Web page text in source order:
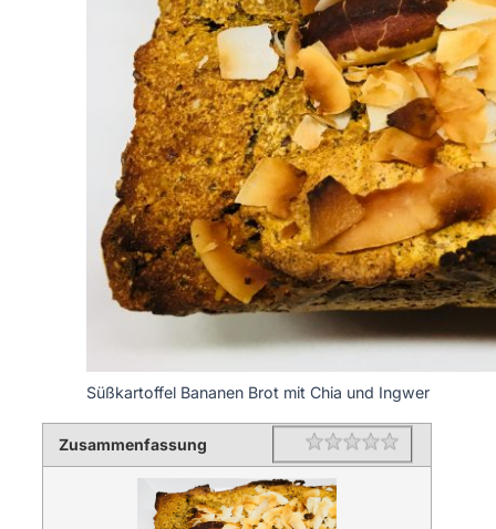
Süßkartoffel Bananen Brot mit Chia und Ingwer
Zusammenfassung Rating 1 star
2 stars
3 stars
4 stars
5 stars